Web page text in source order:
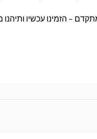
– הזמינו עכשיו